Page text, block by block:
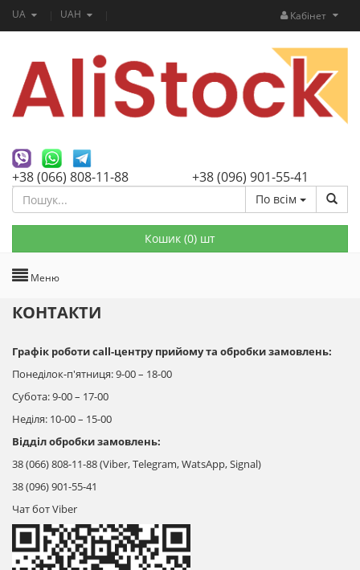
UA UAH Кабінет
+38 (066) 808-11-88 +38 (096) 901-55-41
По всім
Кошик (0) шт
Меню
КОНТАКТИ
Графік роботи call-центру прийому та обробки замовлень:
Понеділок-п'ятниця: 9-00 – 18-00
Субота: 9-00 – 17-00
Неділя: 10-00 – 15-00
Відділ обробки замовлень:
38 (066) 808-11-88 (Viber, Telegram, WatsApp, Signal)
38 (096) 901-55-41
Чат бот Viber